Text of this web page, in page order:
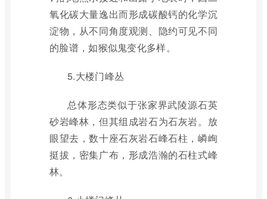
氧化碳大量逸出而形成碳酸钙的化学沉
淀物，从不同角度观测、隐约可见不同
的脸谱，如猴似鬼变化多样。
5.大楼门峰丛
总体形态类似于张家界武陵源石英
砂岩峰林，但其组成岩石为石灰岩。放
眼望去，数十座石灰岩石峰石柱，嶙峋
挺拔，密集广布，形成浩瀚的石柱式峰
林。